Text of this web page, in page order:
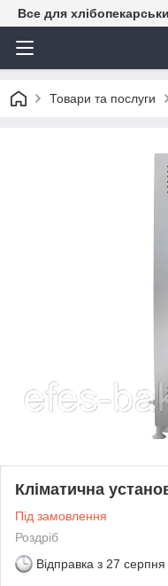
Все для
Товари та послуги
Кліматична
Під замовлення
Роздріб
Відправка з 27